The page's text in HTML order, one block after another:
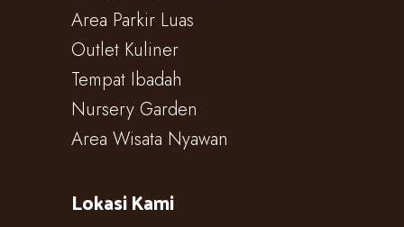
Area Parkir Luas
Outlet Kuliner
Tempat Ibadah
Nursery Garden
Area Wisata Nyawan
Lokasi Kami